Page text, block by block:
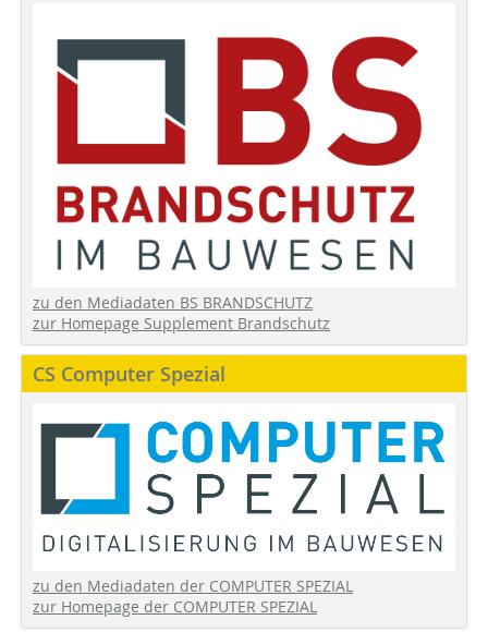
zu den Mediadaten BS BRANDSCHUTZ
zur Homepage Supplement Brandschutz
CS Computer Spezial
zu den Mediadaten der COMPUTER SPEZIAL
zur Homepage der COMPUTER SPEZIAL